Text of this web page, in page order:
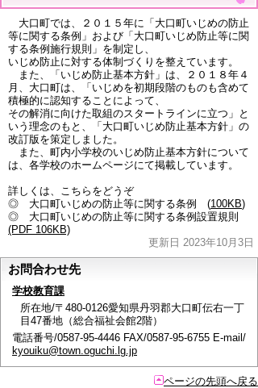
大口町では、２０１５年に「大口町いじめの防止
等に関する条例」および「大口町いじめ防止等に関
する条例施行規則」を制定し、
いじめ防止に対する体制づくりを整えています。
また、「いじめ防止基本方針」は、２０１８年４
月、大口町は、「いじめを初期段階のものも含めて
積極的に認知することによって、
その解消に向けた取組のスタートラインに立つ」と
いう理念のもと、「大口町いじめ防止基本方針」の
改訂版を策定しました。
また、町内小学校のいじめ防止基本方針について
は、各学校のホームページにて掲載しています。
詳しくは、こちらをどうぞ
◎ 大口町いじめの防止等に関する条例 (100KB)
◎ 大口町いじめの防止等に関する条例設置規則
(PDF 106KB)
更新日 2023年10月3日
お問合わせ先
学校教育課
所在地/〒480-0126愛知県丹羽郡大口町伝右一丁
目47番地（総合福祉会館2階）
電話番号/0587-95-4446 FAX/0587-95-6755 E-mail/
kyouiku@town.oguchi.lg.jp
ページの先頭へ戻る